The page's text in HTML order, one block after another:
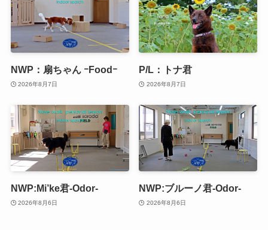
NWP：扇ちゃん ｰFoodｰ
2026年8月7日
P/L：トナ君
2026年8月7日
NWP:Mi’ke君-Odor-
2026年8月6日
NWP:ブルーノ君-Odor-
2026年8月6日